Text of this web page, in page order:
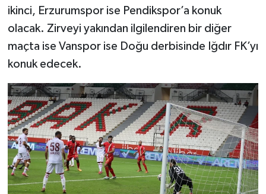
ikinci, Erzurumspor ise Pendikspor’a konuk
olacak. Zirveyi yakından ilgilendiren bir diğer
maçta ise Vanspor ise Doğu derbisinde Iğdır FK’yı
konuk edecek.